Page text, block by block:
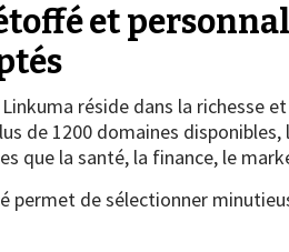
et
réside dans la richesse
de 1200 domaines
que la santé, la finance, le
permet de sélectionner